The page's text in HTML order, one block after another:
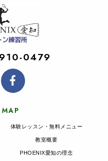
0479
体験レッスン・無料メニュー
教室概要
PHOENIX愛知の理念